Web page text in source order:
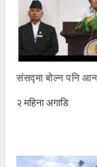
संसद्मा बोल्न पनि
२ महिना अगाडि